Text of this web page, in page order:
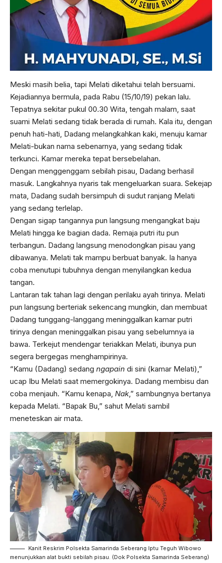
Meski masih belia, tapi Melati diketahui telah bersuami.
Kejadiannya bermula, pada Rabu (15/10/19) pekan lalu.
Tepatnya sekitar pukul 00.30 Wita, tengah malam, saat
suami Melati sedang tidak berada di rumah. Kala itu, dengan
penuh hati-hati, Dadang melangkahkan kaki, menuju kamar
Melati-bukan nama sebenarnya, yang sedang tidak
terkunci. Kamar mereka tepat bersebelahan.
Dengan menggenggam sebilah pisau, Dadang berhasil
masuk. Langkahnya nyaris tak mengeluarkan suara. Sekejap
mata, Dadang sudah bersimpuh di sudut ranjang Melati
yang sedang terlelap.
Dengan sigap tangannya pun langsung mengangkat baju
Melati hingga ke bagian dada. Remaja putri itu pun
terbangun. Dadang langsung menodongkan pisau yang
dibawanya. Melati tak mampu berbuat banyak. Ia hanya
coba menutupi tubuhnya dengan menyilangkan kedua
tangan.
Lantaran tak tahan lagi dengan perilaku ayah tirinya. Melati
pun langsung berteriak sekencang mungkin, dan membuat
Dadang tunggang-langgang meninggalkan kamar putri
tirinya dengan meninggalkan pisau yang sebelumnya ia
bawa. Terkejut mendengar teriakkan Melati, ibunya pun
segera bergegas menghampirinya.
“Kamu (Dadang) sedang ngapain di sini (kamar Melati),”
ucap Ibu Melati saat memergokinya. Dadang membisu dan
coba menjauh. “Kamu kenapa, Nak,” sambungnya bertanya
kepada Melati. “Bapak Bu,” sahut Melati sambil
meneteskan air mata.
Kanit Reskrim Polsekta Samarinda Seberang Iptu Teguh Wibowo
menunjukkan alat bukti sebilah pisau. (Dok Polsekta Samarinda Seberang)